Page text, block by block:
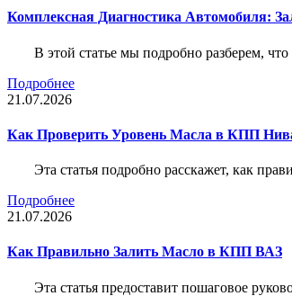
Комплексная Диагностика Автомобиля:
В этой статье мы подробно разберем,
Подробнее
21.07.2026
Как Проверить Уровень Масла в КПП
Эта статья подробно расскажет, как
Подробнее
21.07.2026
Как Правильно Залить Масло в КПП ВАЗ
Эта статья предоставит пошаговое